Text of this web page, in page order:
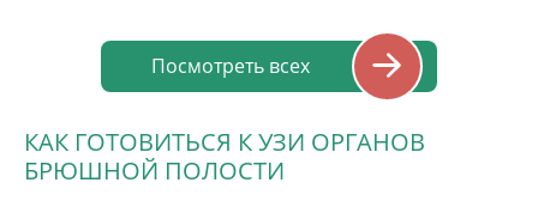
Посмотреть всех
КАК ГОТОВИТЬСЯ К УЗИ ОРГАНОВ
БРЮШНОЙ ПОЛОСТИ